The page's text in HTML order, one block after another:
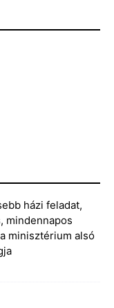
házi feladat,
mindennapos
minisztérium alsó